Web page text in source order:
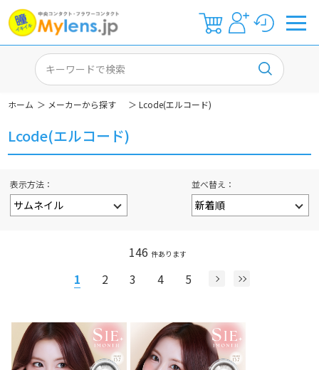
Lcode(エルコード)
並べ替え
表示方法
146 件あります
1 2 3 4 5
ホーム ＞ メーカーから探す ＞ Lcode(エルコード)